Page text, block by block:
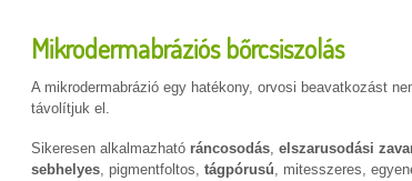
Mikrodermabráziós bőrcsiszolás
A mikrodermabrázió egy hatékony, orvosi beavatkozást
távolítjuk el.
Sikeresen alkalmazható ráncosodás, elszarusodási
sebhelyes, pigmentfoltos, tágpórusú, mitesszeres,